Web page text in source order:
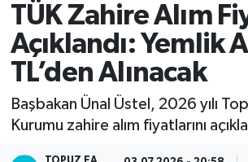
TÜK Zahire Alım
Açıklandı: Yemlik
TL’den Alınacak
Başbakan Ünal Üstel, 2026 yılı
Kurumu zahire alım fiyatlarını
SAĞLIK
SPOR
TEKNOLOJİ
Tüm Manşetler
Son Dakika Haberleri
Haber Arşivi